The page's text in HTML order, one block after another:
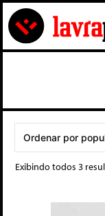
Exibindo todos 3